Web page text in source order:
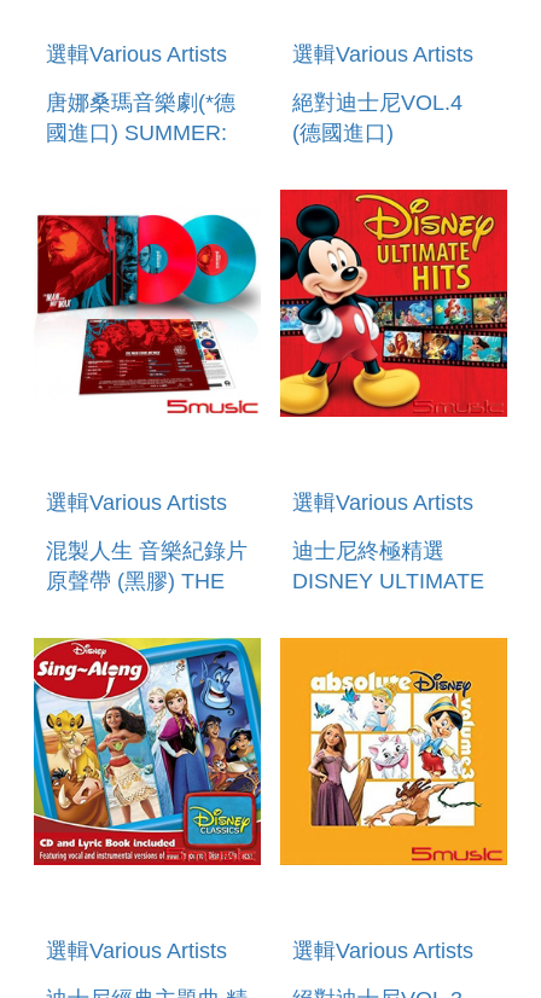
選輯Various Artists
唐娜桑瑪音樂劇(*德
國進口) SUMMER:
選輯Various Artists
絕對迪士尼VOL.4
(德國進口)
DISNEY: VOLUME 4
選輯Various Artists
混製人生 音樂紀錄片
原聲帶 (黑膠) THE
WAX 2LP
選輯Various Artists
迪士尼終極精選
DISNEY ULTIMATE
選輯Various Artists
選輯Various Artists